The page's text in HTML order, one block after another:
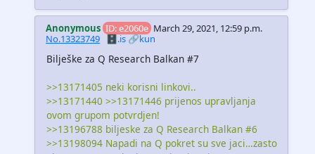
Anonymous ID: e2060e March 29, 2021, 12:59 p.m.
No.13323749 🗄️.is🔗kun
Bilješke za Q Research Balkan #7
>>13171405 neki korisni linkovi..
>>13171440 >>13171446 prijenos upravljanja
ovom grupom potvrdjen!
>>13196788 biljeske za Q Research Balkan #6
>>13198094 Napadi na Q pokret su sve jaci…zasto